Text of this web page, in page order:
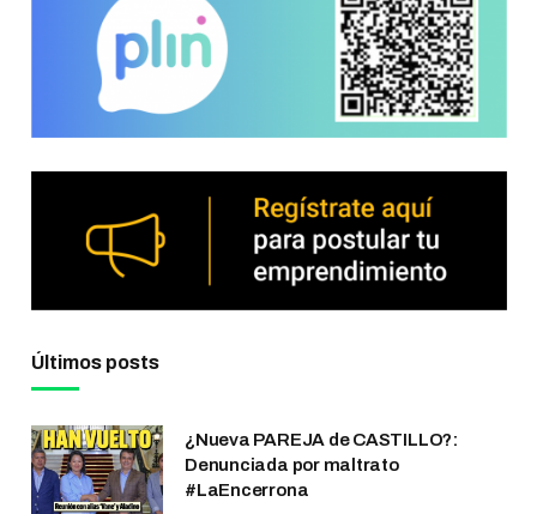
Últimos posts
¿Nueva PAREJA de CASTILLO?:
Denunciada por maltrato
#LaEncerrona